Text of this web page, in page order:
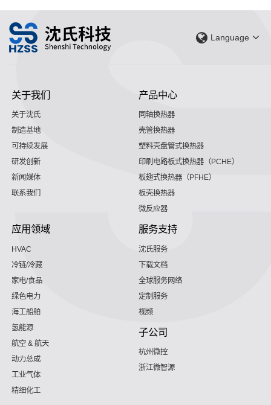
Language
关于我们
关于沈氏
制造基地
可持续发展
研发创新
新闻媒体
联系我们
产品中心
同轴换热器
壳管换热器
塑料壳盘管式换热器
印刷电路板式换热器（PCHE）
板翅式换热器（PFHE）
板壳换热器
微反应器
应用领域
HVAC
冷链/冷藏
家电/食品
绿色电力
海工船舶
氢能源
航空 & 航天
动力总成
工业气体
精细化工
服务支持
沈氏服务
下载文档
全球服务网络
定制服务
视频
子公司
杭州微控
浙江微智源